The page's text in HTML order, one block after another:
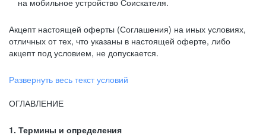
на мобильное устройство Соискателя.
Акцепт настоящей оферты (Соглашения) на иных условиях,
отличных от тех, что указаны в настоящей оферте, либо
акцепт под условием, не допускается.
Развернуть весь текст условий
ОГЛАВЛЕНИЕ
1. Термины и определения